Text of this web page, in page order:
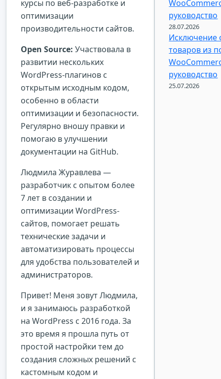
курсы по веб-разработке и
оптимизации
производительности сайтов.
Open Source: Участвовала в
развитии нескольких
WordPress-плагинов с
открытым исходным кодом,
особенно в области
оптимизации и безопасности.
Регулярно вношу правки и
помогаю в улучшении
документации на GitHub.
Людмила Журавлева —
разработчик с опытом более
7 лет в создании и
оптимизации WordPress-
сайтов, помогает решать
технические задачи и
автоматизировать процессы
для удобства пользователей и
администраторов.
Привет! Меня зовут Людмила,
и я занимаюсь разработкой
на WordPress с 2016 года. За
это время я прошла путь от
простой настройки тем до
создания сложных решений с
кастомным кодом и
руководство
28.07.2026
Исключение
товаров из
руководство
25.07.2026